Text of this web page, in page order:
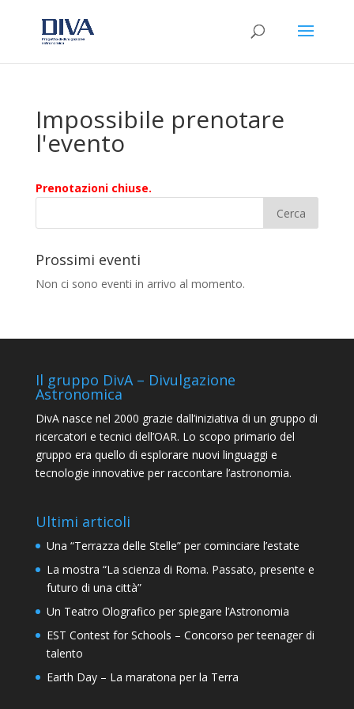
Impossibile prenotare
l'evento
Prenotazioni chiuse.
Prossimi eventi
Non ci sono eventi in arrivo al momento.
Il gruppo DivA – Divulgazione
Astronomica
DivA nasce nel 2000 grazie dall’iniziativa di un gruppo di
ricercatori e tecnici dell’OAR. Lo scopo primario del
gruppo era quello di esplorare nuovi linguaggi e
tecnologie innovative per raccontare l’astronomia.
Ultimi articoli
Una “Terrazza delle Stelle” per cominciare l’estate
La mostra “La scienza di Roma. Passato, presente e
futuro di una città”
Un Teatro Olografico per spiegare l’Astronomia
EST Contest for Schools – Concorso per teenager di
talento
Earth Day – La maratona per la Terra